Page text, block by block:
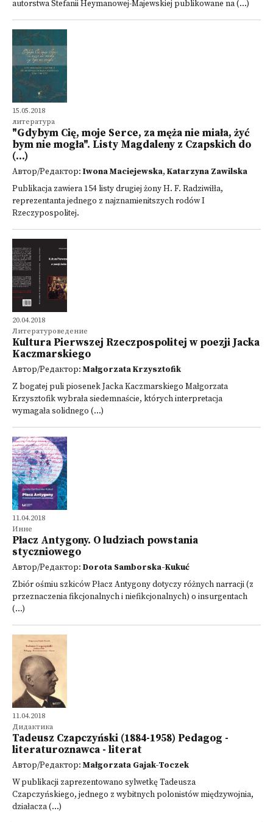
autorstwa Stefanii Heymanowej-Majewskiej publikowane na (...)
15.05.2018
литература
"Gdybym Cię, moje Serce, za męża nie miała, żyć
bym nie mogła". Listy Magdaleny z Czapskich do
(...)
Автор/Редактор: Iwona Maciejewska, Katarzyna Zawilska
Publikacja zawiera 154 listy drugiej żony H. F. Radziwiłła,
reprezentanta jednego z najznamienitszych rodów I
Rzeczypospolitej.
20.04.2018
Литературоведение
Kultura Pierwszej Rzeczpospolitej w poezji Jacka
Kaczmarskiego
Автор/Редактор:Małgorzata Krzysztofik
Z bogatej puli piosenek Jacka Kaczmarskiego Małgorzata
Krzysztofik wybrała siedemnaście, których interpretacja
wymagała solidnego (...)
11.04.2018
Инне
Płacz Antygony. O ludziach powstania
styczniowego
Автор/Редактор: Dorota Samborska-Kukuć
Zbiór ośmiu szkiców Płacz Antygony dotyczy różnych narracji (z
przeznaczenia fikcjonalnych i niefikcjonalnych) o insurgentach
(...)
11.04.2018
Дидактика
Tadeusz Czapczyński (1884-1958) Pedagog -
literaturoznawca - literat
Автор/Редактор:Małgorzata Gajak-Toczek
W publikacji zaprezentowano sylwetkę Tadeusza
Czapczyńskiego, jednego z wybitnych polonistów międzywojnia,
działacza (...)